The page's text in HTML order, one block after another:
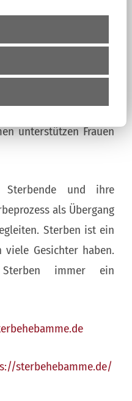
Fragen
bewusste
zu machen.
da. Ich gebe Ihnen
unterstützen Frauen
und ihre
als Übergang
Sterben ist ein
Gesichter haben.
immer ein
sterbehebamme.de/